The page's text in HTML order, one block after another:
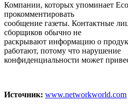
Компании, которых упоминает
прокомментировать
сообщение газеты. Контактные
сборщиков обычно не
раскрывают информацию о
работают, потому что нарушение
конфиденциальности может
Источник: www.networkworld.com